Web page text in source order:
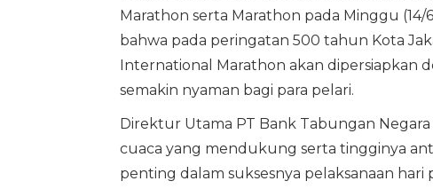
Marathon serta Marathon pada Minggu
bahwa pada peringatan 500 tahun Kota
International Marathon akan dipersiapkan
semakin nyaman bagi para pelari.
Direktur Utama PT Bank Tabungan
cuaca yang mendukung serta tingginya
penting dalam suksesnya pelaksanaan hari